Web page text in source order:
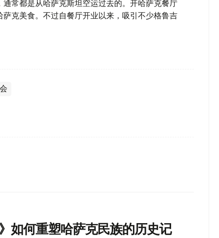
常都是从哈萨克斯坦空运过去的。开哈萨克餐厅
克美食。不过自餐厅开业以来，吸引不少格鲁吉
何重塑哈萨克民族的历史记